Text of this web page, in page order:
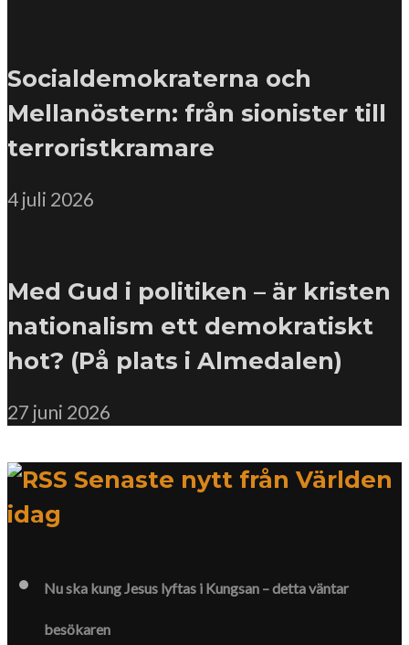
Socialdemokraterna och
Mellanöstern: från sionister till
terroristkramare
4 juli 2026
Med Gud i politiken – är kristen
nationalism ett demokratiskt
hot? (På plats i Almedalen)
27 juni 2026
Senaste nytt från Världen
idag
Nu ska kung Jesus lyftas i Kungsan – detta väntar
besökaren